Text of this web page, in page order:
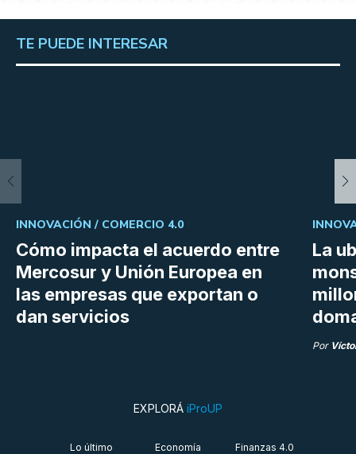
TE PUEDE INTERESAR
Cómo impacta el acuerdo entre
Mercosur y Unión Europea en
las empresas que exportan o
dan servicios
INNOVACIÓN / COMERCIO 4.0
La
Por
EXPLORÁ iProUP
Lo último
Economía
Finanzas 4.0